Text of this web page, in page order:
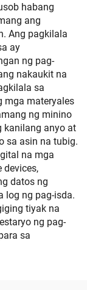
habang
ang
Ang pagkilala
ay
ng pag-
nakaukit na
sa
mga materyales
ng minino
kanilang anyo at
sa asin na tubig.
na mga
devices,
datos ng
log ng pag-isda.
tiyak na
ng pag-
sa